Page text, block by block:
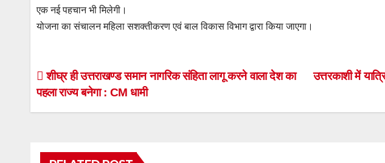
एक नई पहचान भी मिलेगी।
योजना का संचालन महिला सशक्तीकरण एवं बाल विकास विभाग द्वारा किया जाएगा।
Post
navigation
उत्तरकाशी में
शीघ्र ही उत्तराखण्ड समान नागरिक संहिता लागू करने वाला देश का
पहला राज्य बनेगा : CM धामी